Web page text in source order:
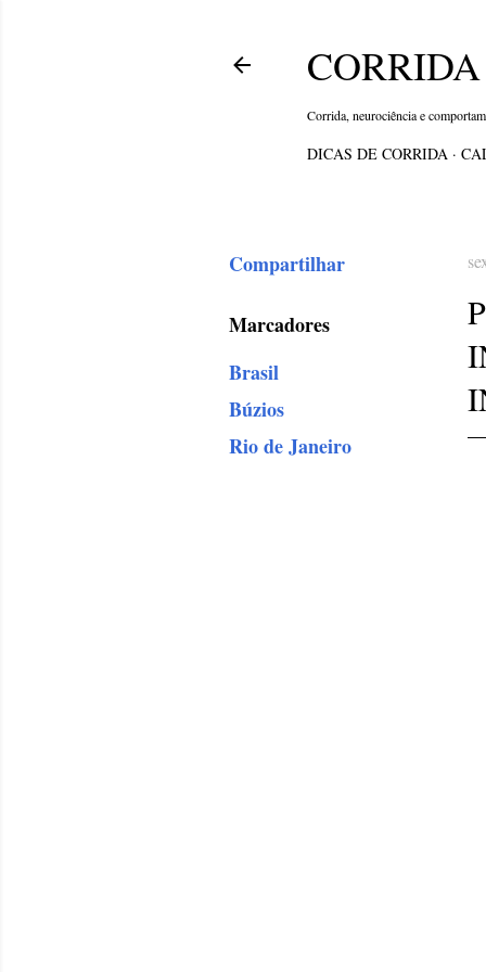
Corrida, neurociência e
DICAS DE CORRIDA
Compartilhar
Marcadores
Brasil
Búzios
Rio de Janeiro